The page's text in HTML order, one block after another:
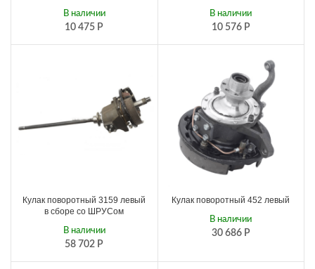
10 475 Р
В наличии
10 576 Р
В наличии
Кулак поворотный 3159 левый
в сборе со ШРУСом
58 702 Р
В наличии
Кулак поворотный 452 левый
30 686 Р
В наличии